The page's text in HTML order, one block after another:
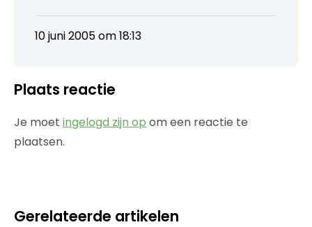
10 juni 2005 om 18:13
Plaats reactie
Je moet ingelogd zijn op om een reactie te
plaatsen.
Gerelateerde artikelen